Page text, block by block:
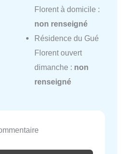
Florent à domicile :
non renseigné
Résidence du Gué
Florent ouvert
dimanche : non
renseigné